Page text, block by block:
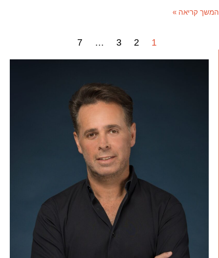
המשך קריאה »
1
2
3
…
7